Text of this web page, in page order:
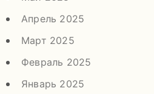
Апрель 2025
Март 2025
Февраль 2025
Январь 2025